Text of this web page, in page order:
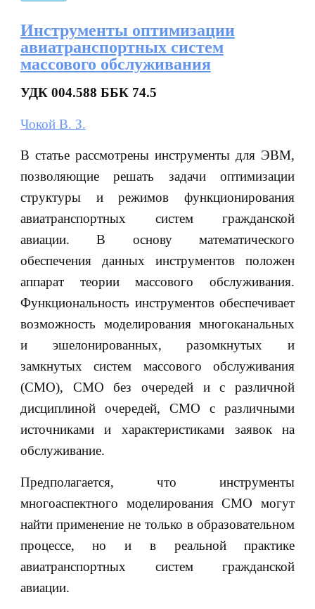
Инструменты оптимизации
авиатранспортных систем
массового обслуживания
УДК 004.588 ББК 74.5
Чокой В. З.
В статье рассмотрены инструменты для ЭВМ,
позволяющие решать задачи оптимизации
структуры и режимов функционирования
авиатранспортных систем гражданской
авиации. В основу математического
обеспечения данных инструментов положен
аппарат теории массового обслуживания.
Функциональность инструментов обеспечивает
возможность моделирования многоканальных
и эшелонированных, разомкнутых и
замкнутых систем массового обслуживания
(СМО), СМО без очередей и с различной
дисциплиной очередей, СМО с различными
источниками и характеристиками заявок на
обслуживание.
Предполагается, что инструменты
многоаспектного моделирования СМО могут
найти применение не только в образовательном
процессе, но и в реальной практике
авиатранспортных систем гражданской
авиации.